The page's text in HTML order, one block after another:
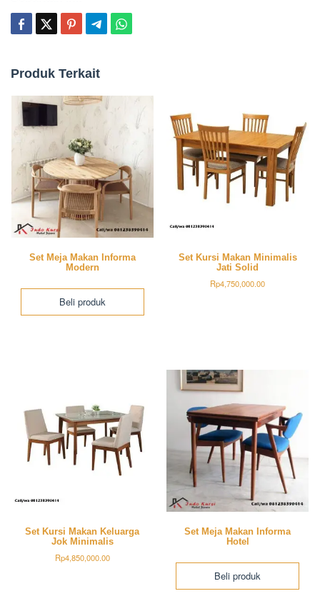
Produk Terkait
Set Meja Makan Informa
Modern
Beli produk
Set Kursi Makan Minimalis
Jati Solid
Rp4,750,000.00
Set Kursi Makan Keluarga
Jok Minimalis
Rp4,850,000.00
Set Meja Makan Informa
Hotel
Beli produk